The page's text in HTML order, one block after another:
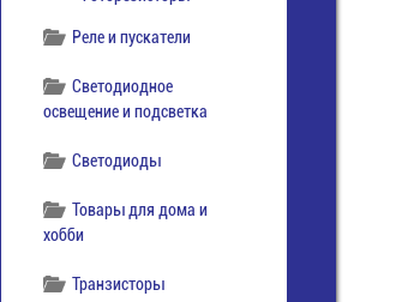
Реле и пускатели
Светодиодное
освещение и подсветка
Светодиоды
Товары для дома и
хобби
Транзисторы